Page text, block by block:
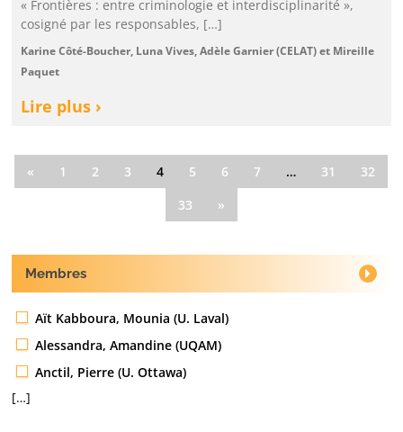
« Frontières : entre criminologie et interdisciplinarité »,
cosigné par les responsables, […]
Karine Côté-Boucher, Luna Vives, Adèle Garnier (CELAT) et Mireille
Paquet
Lire plus ›
« 1 2 3 4 5 6 7 … 31
32
33
»
Membres
Aït Kabboura, Mounia (U. Laval)
Alessandra, Amandine (UQAM)
Anctil, Pierre (U. Ottawa)
[…]